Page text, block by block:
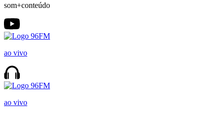
som+conteúdo
ao vivo
ao vivo